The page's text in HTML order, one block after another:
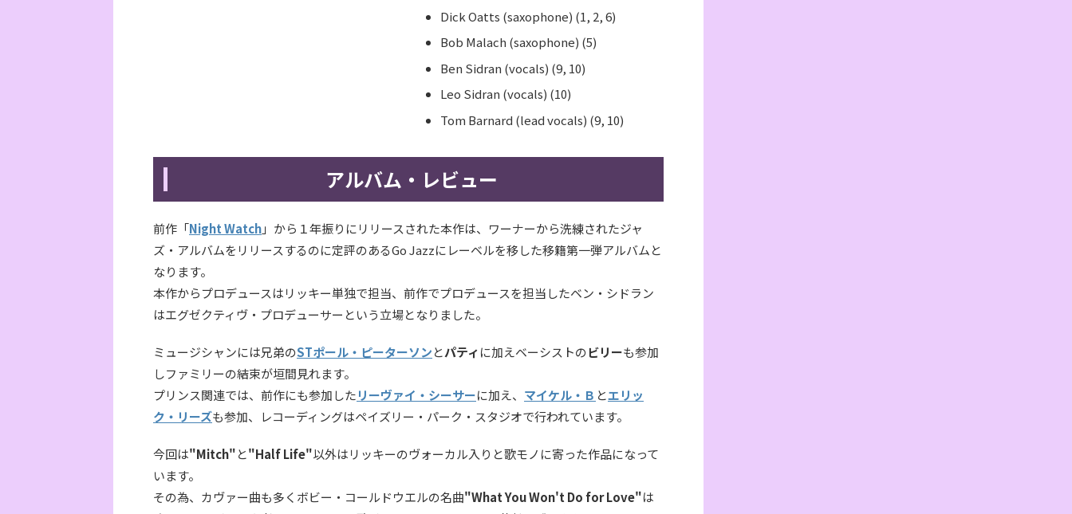
Dick Oatts (saxophone) (1, 2, 6)
Bob Malach (saxophone) (5)
Ben Sidran (vocals) (9, 10)
Leo Sidran (vocals) (10)
Tom Barnard (lead vocals) (9, 10)
アルバム・レビュー
前作「Night Watch」から１年振りにリリースされた本作は、ワーナーから洗練されたジャ
ズ・アルバムをリリースするのに定評のあるGo Jazzにレーベルを移した移籍第一弾アルバムと
なります。
本作からプロデュースはリッキー単独で担当、前作でプロデュースを担当したベン・シドラン
はエグゼクティヴ・プロデューサーという立場となりました。
ミュージシャンには兄弟のSTポール・ピーターソンとパティ に加えベーシストのビリーも参加
しファミリーの結束が垣間見れます。
プリンス関連では、前作にも参加したリーヴァイ・シーサーに加え、 マイケル・Ｂ とエリッ
ク・リーズも参加、レコーディングはペイズリー・パーク・スタジオで行われています。
今回は"Mitch"と"Half Life"以外はリッキーのヴォーカル入りと歌モノに寄った作品になって
います。
その為、カヴァー曲も多くボビー・コールドウエルの名曲"What You Won't Do for Love"は